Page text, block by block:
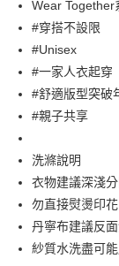
2.付款方式選擇「大
流程，驗證手機門
3.實際核准額度、可
4.訂單成立30分鐘內
消。如遇「轉專審
法說明評估內容。
【繳款方式說明】
1.分期款項不併入電
2.透過簡訊連結打開
帳／街口支付／
【注意事項】
1.本服務係由「台灣
用戶於交易時，得透
運送方式
每筆NT$60，滿
付款後全家取貨
每筆NT$60，滿
7-11取貨付款
每筆NT$60，滿
付款後7-11取貨
每筆NT$60，滿
Wear Together
#穿搭不設限
#Unisex
#一家人衣起穿
#舒適版型突破
#親子共享
洗滌說明
衣物建議深淺
勿直接熨燙印
丹寧布建議反
紗質水洗盡可